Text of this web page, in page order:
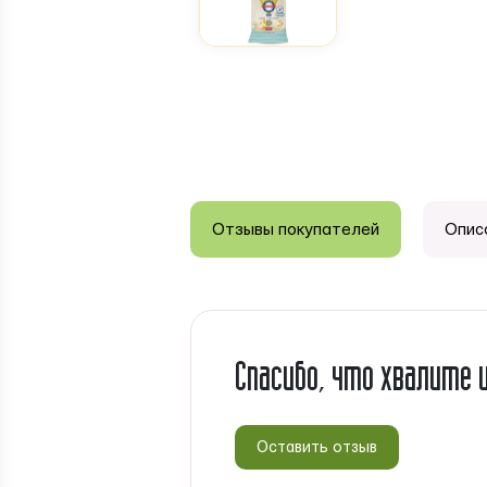
Отзывы покупателей
Спасибо, что хвалите
Оставить отзыв